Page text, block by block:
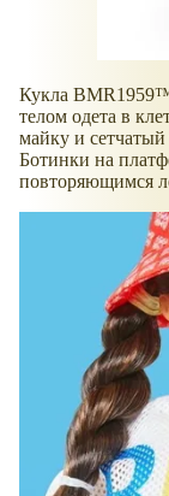
Кукла
телом одета в
майку и
Ботинки на
повторяющимся